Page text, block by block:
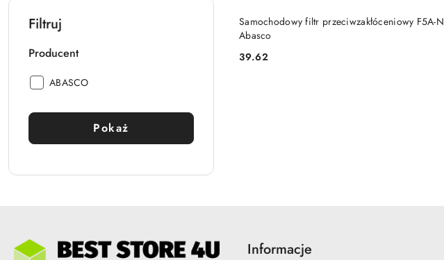
Filtruj
Producent
Producent:
ABASCO
Pokaż
Samochodowy filtr przeciwzakłóceniowy F5A-N
Abasco
Cena:
39.62
DO KOSZYKA
Informacje